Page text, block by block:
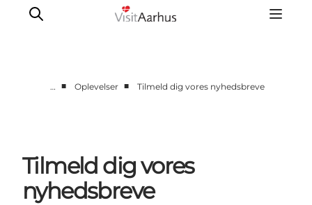
Byer og steder
Planlæg ferien
Transport
… ■ Oplevelser ■ Tilmeld dig vores nyhedsbreve
Tilmeld dig vores
nyhedsbreve